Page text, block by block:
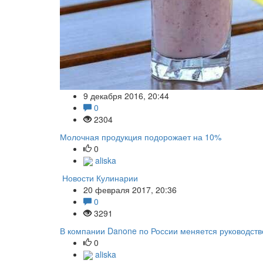
9 декабря 2016, 20:44
0
2304
Молочная продукция подорожает на 10%
0
aliska
Новости Кулинарии
20 февраля 2017, 20:36
0
3291
В компании Danone по России меняется
0
aliska